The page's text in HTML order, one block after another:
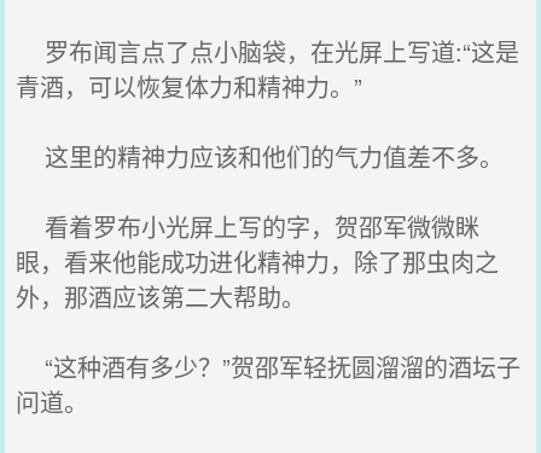
罗布闻言点了点小脑袋，在光屏上写道:“这是
青酒，可以恢复体力和精神力。”
这里的精神力应该和他们的气力值差不多。
看着罗布小光屏上写的字，贺邵军微微眯
眼，看来他能成功进化精神力，除了那虫肉之
外，那酒应该第二大帮助。
“这种酒有多少？”贺邵军轻抚圆溜溜的酒坛子
问道。